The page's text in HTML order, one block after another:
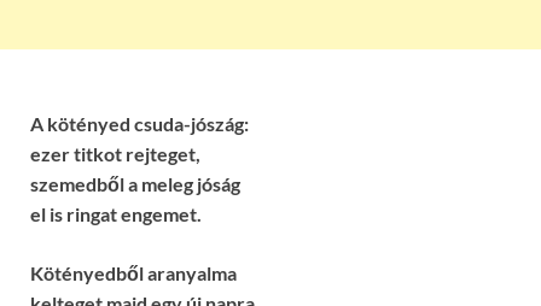
A kötényed csuda-jószág:
ezer titkot rejteget,
szemedből a meleg jóság
el is ringat engemet.
Kötényedből aranyalma